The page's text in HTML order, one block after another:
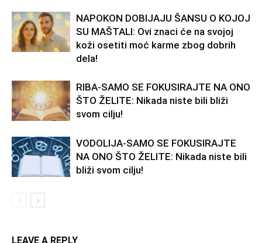
NAPOKON DOBIJAJU ŠANSU O KOJOJ
SU MAŠTALI: Ovi znaci će na svojoj
koži osetiti moć karme zbog dobrih
dela!
RIBA-SAMO SE FOKUSIRAJTE NA ONO
ŠTO ŽELITE: Nikada niste bili bliži
svom cilju!
VODOLIJA-SAMO SE FOKUSIRAJTE
NA ONO ŠTO ŽELITE: Nikada niste bili
bliži svom cilju!
LEAVE A REPLY